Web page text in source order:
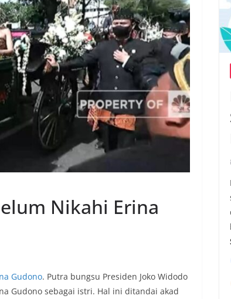
Nikahi Erina
Gudono. Putra bungsu Presiden Joko Widodo
Gudono sebagai istri. Hal ini ditandai akad